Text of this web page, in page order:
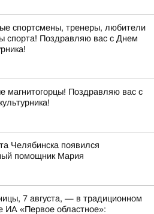
спортсмены, тренеры, любители
спорта! Поздравляю вас с Днем
магнитогорцы! Поздравляю вас с
Челябинска появился
помощник Мария
7 августа, — в традиционном
ИА «Первое областное»: